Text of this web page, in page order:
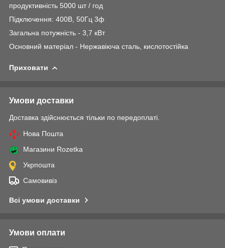
продуктивність 5000 шт / год
Підключення: 400В, 50Гц 3ф
Загальна потужність - 3,7 кВт
Основний матеріал - Нержавіюча сталь, кислотостійка
Приховати
Умови доставки
Доставка здійснюється тільки по передоплаті.
Нова Пошта
Магазини Rozetka
Укрпошта
Самовивіз
Всі умови доставки
Умови оплати